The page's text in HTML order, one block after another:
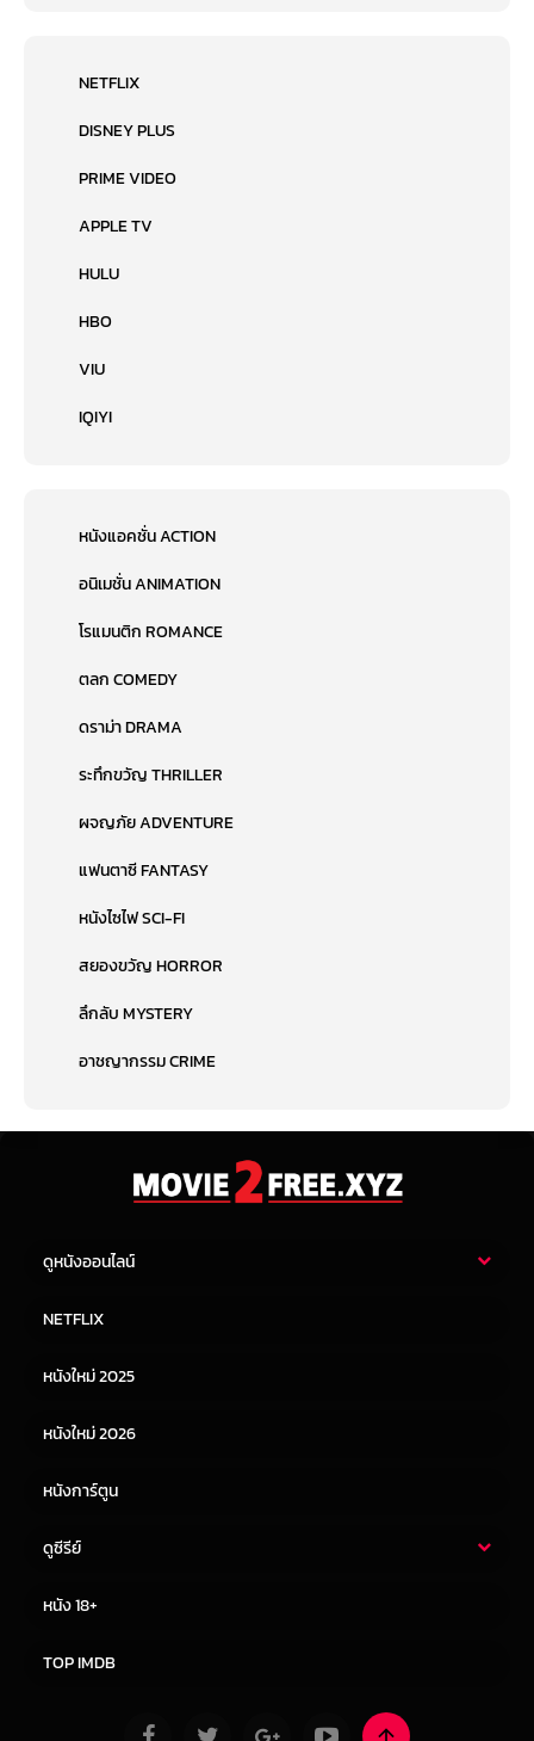
NETFLIX
DISNEY PLUS
PRIME VIDEO
APPLE TV
HULU
HBO
VIU
IQIYI
หนังแอคชั่น ACTION
อนิเมชั่น ANIMATION
โรแมนติก ROMANCE
ตลก COMEDY
ดราม่า DRAMA
ระทึกขวัญ THRILLER
ผจญภัย ADVENTURE
แฟนตาซี FANTASY
หนังไซไฟ SCI-FI
สยองขวัญ HORROR
ลึกลับ MYSTERY
อาชญากรรม CRIME
ดูหนังออนไลน์
หนังจีน
NETFLIX
หนังใหม่ 2025
หนังใหม่ 2026
หนังการ์ตูน
ดูซีรีย์
หนัง 18+
TOP IMDB